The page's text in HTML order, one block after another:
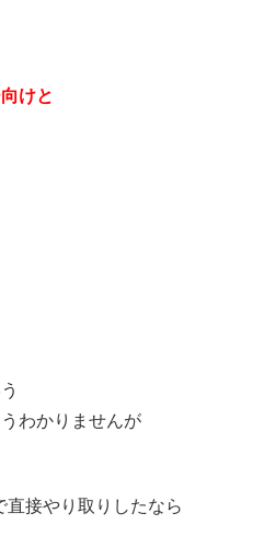
けと
わかりませんが
接やり取りしたなら